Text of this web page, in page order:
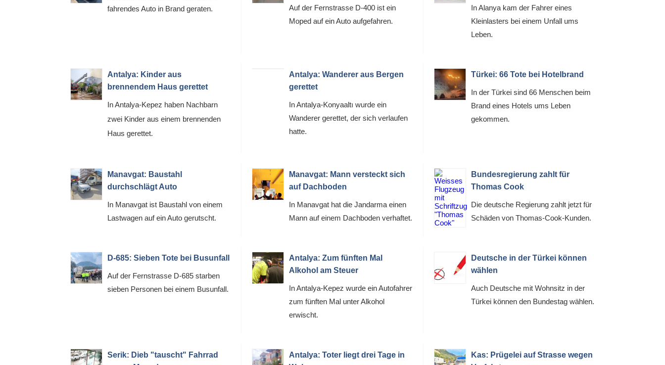
fahrendes Auto in Brand geraten.
Auf der Fernstrasse D-400 ist ein
Moped auf ein Auto aufgefahren.
In Alanya kam der Fahrer eines
Kleinlasters bei einem Unfall ums
Leben.
Antalya: Kinder aus
brennendem Haus gerettet
In Antalya-Kepez haben Nachbarn
zwei Kinder aus einem brennenden
Haus gerettet.
Antalya: Wanderer aus Bergen
gerettet
In Antalya-Konyaaltı wurde ein
Wanderer gerettet, der sich verlaufen
hatte.
Türkei: 66 Tote bei Hotelbrand
In der Türkei sind 66 Menschen beim
Brand eines Hotels ums Leben
gekommen.
Manavgat: Baustahl
durchschlägt Auto
In Manavgat ist Baustahl von einem
Lastwagen auf ein Auto gerutscht.
Manavgat: Mann versteckt sich
auf Dachboden
In Manavgat hat die Jandarma einen
Mann auf einem Dachboden verhaftet.
Bundesregierung zahlt für
Thomas Cook
Die deutsche Regierung zahlt jetzt für
Schäden von Thomas-Cook-Kunden.
D-685: Sieben Tote bei Busunfall
Auf der Fernstrasse D-685 starben
sieben Personen bei einem Busunfall.
Antalya: Zum fünften Mal
Alkohol am Steuer
In Antalya-Kepez wurde ein Autofahrer
zum fünften Mal unter Alkohol
erwischt.
Deutsche in der Türkei können
wählen
Auch Deutsche mit Wohnsitz in der
Türkei können den Bundestag wählen.
Serik: Dieb "tauscht" Fahrrad
Antalya: Toter liegt drei Tage in
Kas: Prügelei auf Strasse wegen